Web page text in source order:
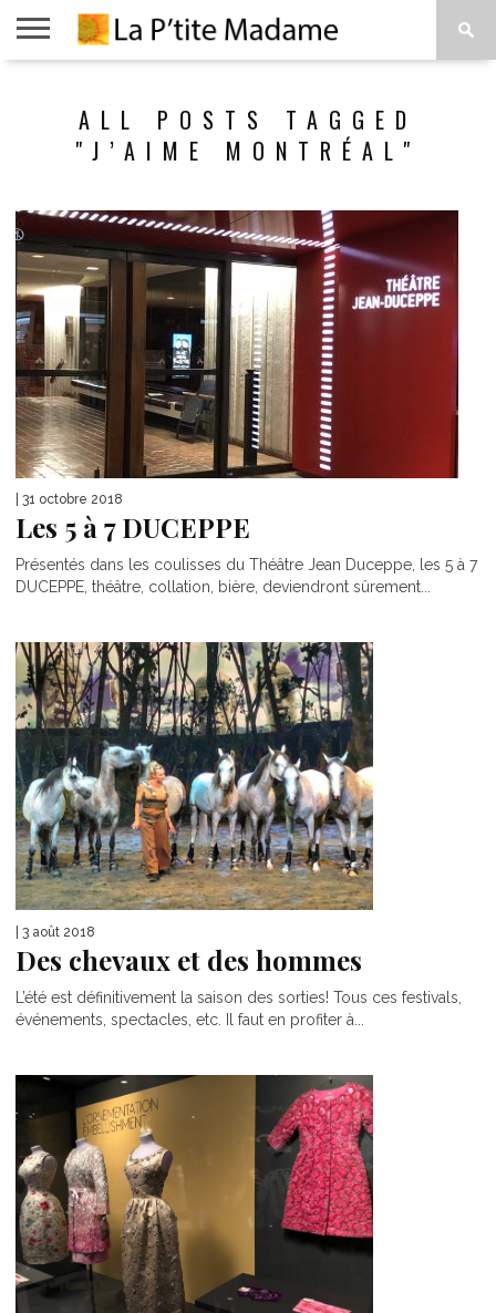
VIVRE
PROPOSALL POSTS TAGGED
"J’AIME MONTRÉAL"
| 31 octobre 2018
Les 5 à 7 DUCEPPE
Présentés dans les coulisses du Théâtre Jean Duceppe, les 5 à 7
DUCEPPE, théâtre, collation, bière, deviendront sûrement...
| 3 août 2018
Des chevaux et des hommes
L’été est définitivement la saison des sorties! Tous ces festivals,
événements, spectacles, etc. Il faut en profiter à...